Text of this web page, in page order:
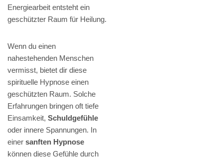
Energiearbeit entsteht ein
geschützter Raum für Heilung.
Wenn du einen
nahestehenden Menschen
vermisst, bietet dir diese
spirituelle Hypnose einen
geschützten Raum. Solche
Erfahrungen bringen oft tiefe
Einsamkeit, Schuldgefühle
oder innere Spannungen. In
einer sanften Hypnose
können diese Gefühle durch